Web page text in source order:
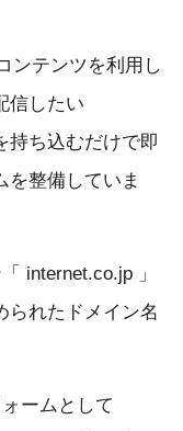
ンテンツを利用し
信したい
持ち込むだけで即
を整備していま
internet.co.jp 」
られたドメイン名
ームとして